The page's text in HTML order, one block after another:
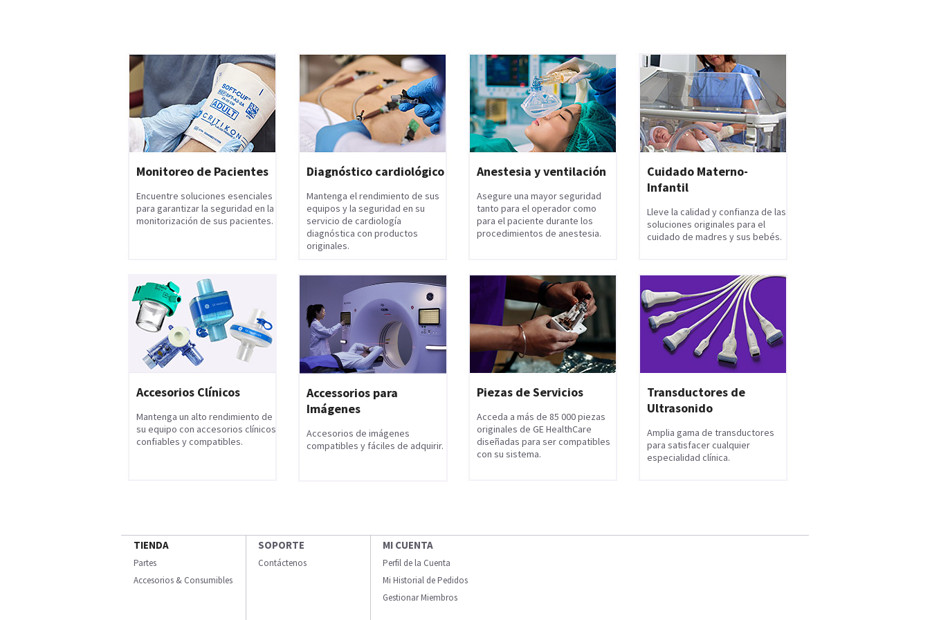
Monitoreo de Pacientes
Encuentre soluciones esenciales
para garantizar la seguridad en la
monitorización de sus pacientes.
Accesorios Clínicos
Mantenga un alto rendimiento de
su equipo con accesorios clínicos
confiables y compatibles.
Diagnóstico cardiológico
Mantenga el rendimiento de sus
equipos y la seguridad en su
servicio de cardiología
diagnóstica con productos
originales.
Accessorios para
Imágenes
Accesorios de imágenes
compatibles y fáciles de adquirir.
Anestesia y ventilación
Asegure una mayor seguridad
tanto para el operador como
para el paciente durante los
procedimientos de anestesia.
Piezas de Servicios
Acceda a más de 85 000 piezas
originales de GE HealthCare
diseñadas para ser compatibles
con su sistema.
Cuidado Materno-
Infantil
Lleve la calidad y confianza de las
soluciones originales para el
cuidado de madres y sus bebés.
Transductores de
Ultrasonido
Amplia gama de transductores
para satisfacer cualquier
especialidad clínica.
TIENDA
Partes
Accesorios & Consumibles
SOPORTE
Contáctenos
MI CUENTA
Perfil de la Cuenta
Mi Historial de Pedidos
Gestionar Miembros